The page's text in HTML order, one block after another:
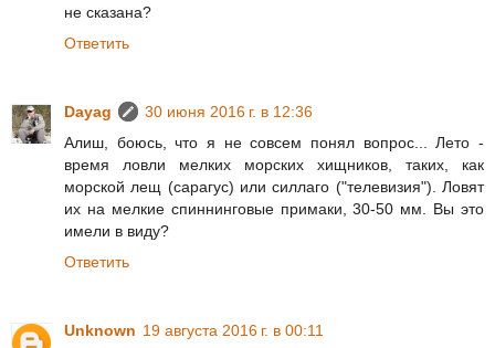
не сказана?
Ответить
Dayag
30 июня 2016 г. в 12:36
Алиш, боюсь, что я не совсем понял вопрос... Лето -
время ловли мелких морских хищников, таких, как
морской лещ (сарагус) или силлаго ("телевизия"). Ловят
их на мелкие спиннинговые примаки, 30-50 мм. Вы это
имели в виду?
Ответить
Unknown 19 августа 2016 г. в 00:11